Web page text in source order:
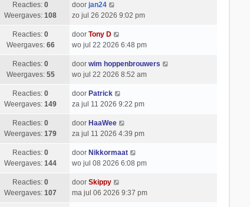
Reacties:0
Weergaves:108
door jan24
zo jul 26 2026 9:02 pm
Reacties:0
Weergaves: 66
door Tony D
wo jul 22 2026 6:48 pm
Reacties:0
Weergaves: 55
door wim hoppenbrouwers
wo jul 22 2026 8:52 am
Reacties:0
Weergaves:149
door Patrick
za jul 11 2026 9:22 pm
Reacties:0
Weergaves:179
door HaaWee
za jul 11 2026 4:39 pm
Reacties:0
Weergaves:144
door Nikkormaat
wo jul 08 2026 6:08 pm
Reacties:0
Weergaves:107
door Skippy
ma jul 06 2026 9:37 pm